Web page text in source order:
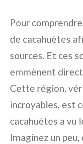
Pour
de cacahuètes
sources. Et ces
emmènent
Cette région,
incroyables, est
cacahuètes a vu
Imaginez un